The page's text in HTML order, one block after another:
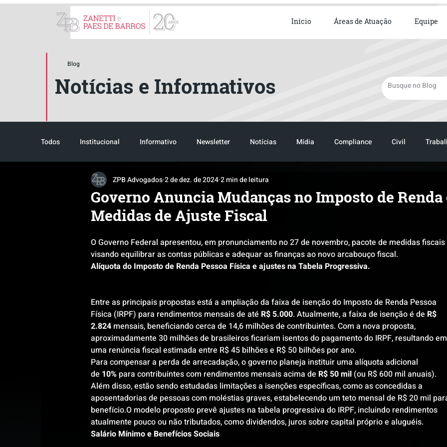
Início Áreas de Atuação Equipe
Blog
Notícias e Informativos
Todos Institucional Informativo Newsletter Notícias Mídia Compliance Civil
Reconhecimento Tributário Pós-evento TRANSPORTE
Governo Anuncia Mudanças no Imposto de Renda
Medidas de Ajuste Fiscal
ZPB Advogados2 de dez. de 20242 min de leitura
O Governo Federal apresentou, em pronunciamento no 27 de novembro, pacote de medidas fiscais
visando equilibrar as contas públicas e adequar as finanças ao novo arcabouço fiscal.
Alíquota do Imposto de Renda Pessoa Física e ajustes na Tabela Progressiva.
Entre as principais propostas está a ampliação da faixa de isenção do Imposto de Renda Pessoa
Física (IRPF) para rendimentos mensais de até R$ 5.000. Atualmente, a faixa de isenção é de R$
2.824 mensais, beneficiando cerca de 14,6 milhões de contribuintes. Com a nova proposta,
aproximadamente 30 milhões de brasileiros ficariam isentos do pagamento do IRPF, resultando
uma renúncia fiscal estimada entre R$ 45 bilhões e R$ 50 bilhões por ano.
Para compensar a perda de arrecadação, o governo planeja instituir uma alíquota adicional
de 10% para contribuintes com rendimentos mensais acima de R$ 50 mil (ou R$ 600 mil anuais).
Além disso, estão sendo estudadas limitações a isenções específicas, como as concedidas a
aposentadorias de pessoas com moléstias graves, estabelecendo um teto mensal de R$ 20 mil
benefício.O modelo proposto prevê ajustes na tabela progressiva do IRPF, incluindo rendimentos
atualmente pouco ou não tributados, como dividendos, juros sobre capital próprio e aluguéis.
Salário Mínimo e Benefícios Sociais